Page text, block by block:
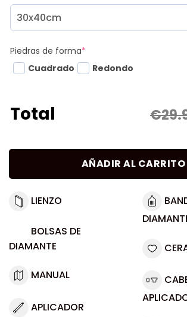
Piedras de forma*
Cuadrado
Redondo
Total
AÑADIR AL CARRITO
LIENZO
BOLSAS DE
DIAMANTE
MANUAL
APLICADOR